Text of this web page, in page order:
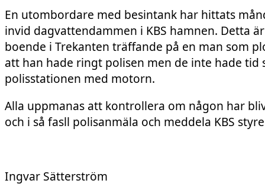
En utombordare med besintank har hittats
invid dagvattendammen i KBS hamnen. Detta
boende i Trekanten träffande på en man som
att han hade ringt polisen men de inte hade tid
polisstationen med motorn.
Alla uppmanas att kontrollera om någon har
och i så fasll polisanmäla och meddela KBS
Ingvar Sätterström